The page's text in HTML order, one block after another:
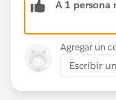
For API call limits,
and the Bulk API
records
also applies, so
Overview.
A 1 persona
Agregar un
Escribir